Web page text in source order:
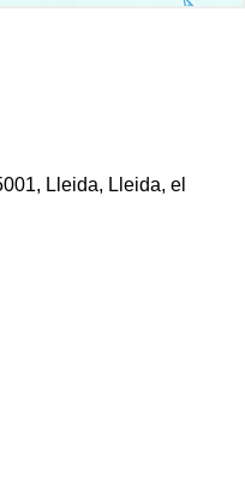
Lleida, Lleida, el